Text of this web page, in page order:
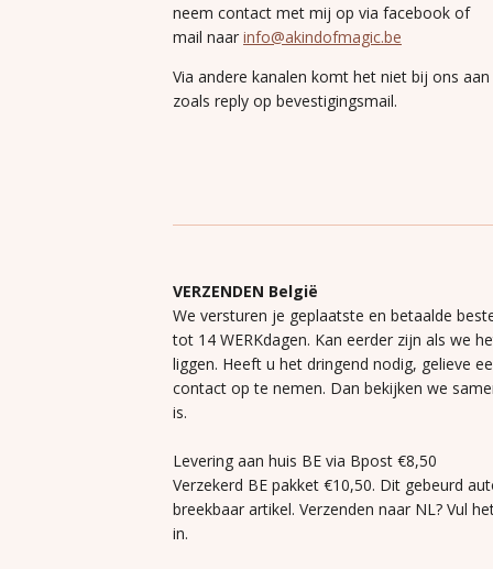
neem contact met mij op via facebook of
mail naar info@akindofmagic.be
Via andere kanalen komt het niet bij ons aan
zoals reply op bevestigingsmail.
VERZENDEN België
We versturen je geplaatste en betaalde
tot 14 WERKdagen. Kan eerder zijn als we
liggen. Heeft u het dringend nodig, gelieve
contact op te nemen. Dan bekijken we
is.
Levering aan huis BE via Bpost €8,50
Verzekerd BE pakket €10,50. Dit gebeurd
breekbaar artikel. Verzenden naar NL? Vul
in.